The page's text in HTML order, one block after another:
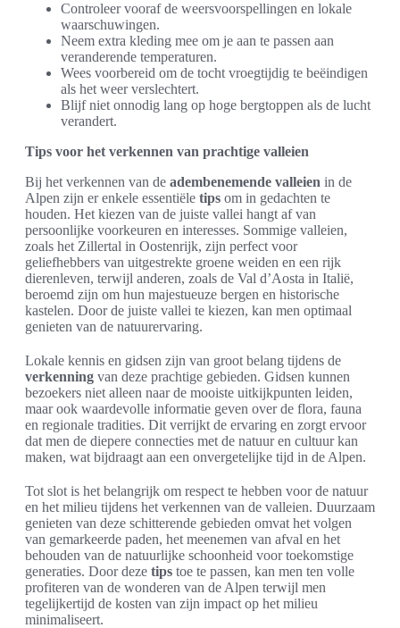
Controleer vooraf de weersvoorspellingen en lokale
waarschuwingen.
Neem extra kleding mee om je aan te passen aan
veranderende temperaturen.
Wees voorbereid om de tocht vroegtijdig te beëindigen
als het weer verslechtert.
Blijf niet onnodig lang op hoge bergtoppen als de lucht
verandert.
Tips voor het verkennen van prachtige valleien
Bij het verkennen van de adembenemende valleien in de
Alpen zijn er enkele essentiële tips om in gedachten te
houden. Het kiezen van de juiste vallei hangt af van
persoonlijke voorkeuren en interesses. Sommige valleien,
zoals het Zillertal in Oostenrijk, zijn perfect voor
geliefhebbers van uitgestrekte groene weiden en een rijk
dierenleven, terwijl anderen, zoals de Val d’Aosta in Italië,
beroemd zijn om hun majestueuze bergen en historische
kastelen. Door de juiste vallei te kiezen, kan men optimaal
genieten van de natuurervaring.
Lokale kennis en gidsen zijn van groot belang tijdens de
verkenning van deze prachtige gebieden. Gidsen kunnen
bezoekers niet alleen naar de mooiste uitkijkpunten leiden,
maar ook waardevolle informatie geven over de flora, fauna
en regionale tradities. Dit verrijkt de ervaring en zorgt ervoor
dat men de diepere connecties met de natuur en cultuur kan
maken, wat bijdraagt aan een onvergetelijke tijd in de Alpen.
Tot slot is het belangrijk om respect te hebben voor de natuur
en het milieu tijdens het verkennen van de valleien. Duurzaam
genieten van deze schitterende gebieden omvat het volgen
van gemarkeerde paden, het meenemen van afval en het
behouden van de natuurlijke schoonheid voor toekomstige
generaties. Door deze tips toe te passen, kan men ten volle
profiteren van de wonderen van de Alpen terwijl men
tegelijkertijd de kosten van zijn impact op het milieu
minimaliseert.